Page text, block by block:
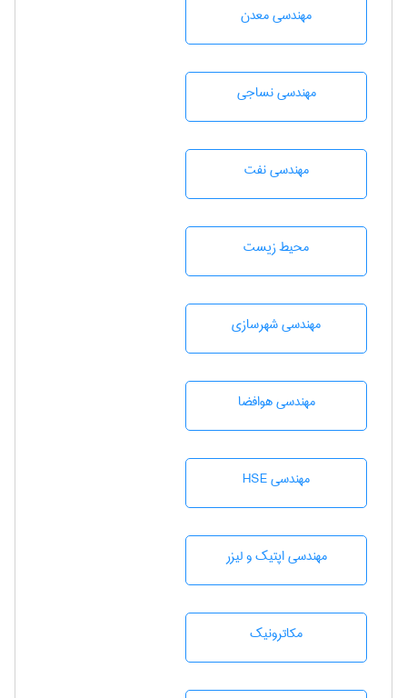
مهندسی معدن
مهندسي نساجی
مهندسی نفت
محيط زيست
مهندسی شهرسازی
مهندسی هوافضا
مهندسی HSE
مهندسی اپتیک و لیزر
مکاترونیک